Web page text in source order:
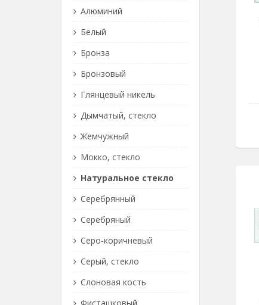
Алюминий
Белый
Бронза
Бронзовый
Глянцевый никель
Дымчатый, стекло
Жемчужный
Мокко, стекло
Натуральное стекло
Серебрянный
Серебряный
Серо-коричневый
Серый, стекло
Слоновая кость